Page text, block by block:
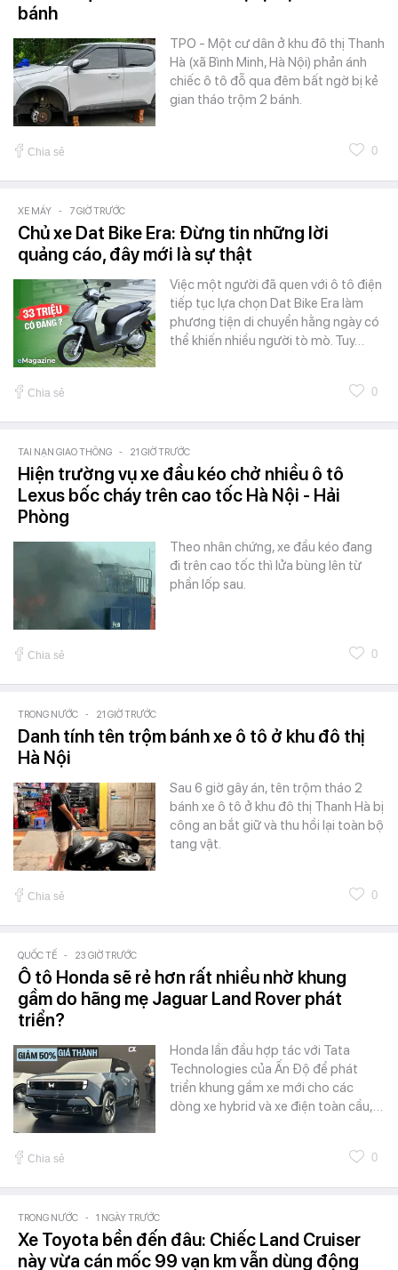
bánh
TPO - Một cư dân ở khu đô thị Thanh
Hà (xã Bình Minh, Hà Nội) phản ánh
chiếc ô tô đỗ qua đêm bất ngờ bị kẻ
gian tháo trộm 2 bánh.
Chia sẻ 0
XE MÁY - 7 GIỜ TRƯỚC
Chủ xe Dat Bike Era: Đừng tin những lời
quảng cáo, đây mới là sự thật
Việc một người đã quen với ô tô điện
tiếp tục lựa chọn Dat Bike Era làm
phương tiện di chuyển hằng ngày có
thể khiến nhiều người tò mò. Tuy…
Chia sẻ 0
TAI NẠN GIAO THÔNG - 21 GIỜ TRƯỚC
Hiện trường vụ xe đầu kéo chở nhiều ô tô
Lexus bốc cháy trên cao tốc Hà Nội - Hải
Phòng
Theo nhân chứng, xe đầu kéo đang
đi trên cao tốc thì lửa bùng lên từ
phần lốp sau.
Chia sẻ 0
TRONG NƯỚC - 21 GIỜ TRƯỚC
Danh tính tên trộm bánh xe ô tô ở khu đô thị
Hà Nội
Sau 6 giờ gây án, tên trộm tháo 2
bánh xe ô tô ở khu đô thị Thanh Hà bị
công an bắt giữ và thu hồi lại toàn bộ
tang vật.
Chia sẻ 0
QUỐC TẾ - 23 GIỜ TRƯỚC
Ô tô Honda sẽ rẻ hơn rất nhiều nhờ khung
gầm do hãng mẹ Jaguar Land Rover phát
triển?
Honda lần đầu hợp tác với Tata
Technologies của Ấn Độ để phát
triển khung gầm xe mới cho các
dòng xe hybrid và xe điện toàn cầu,…
Chia sẻ 0
TRONG NƯỚC - 1 NGÀY TRƯỚC
Xe Toyota bền đến đâu: Chiếc Land Cruiser
này vừa cán mốc 99 vạn km vẫn dùng động